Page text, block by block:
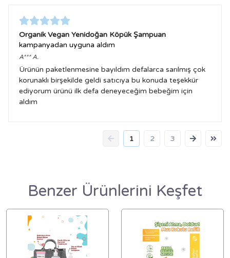
Organik Vegan Yenidoğan Köpük Şampuan
kampanyadan uyguna aldım
A*** A.
Ürünün paketlenmesine bayıldım defalarca sarılmış çok
korunaklı birşekilde geldi satıcıya bu konuda teşekkür
ediyorum ürünü ilk defa deneyeceğim bebeğim için
aldım
1 2 3
Benzer Ürünlerini Keşfet